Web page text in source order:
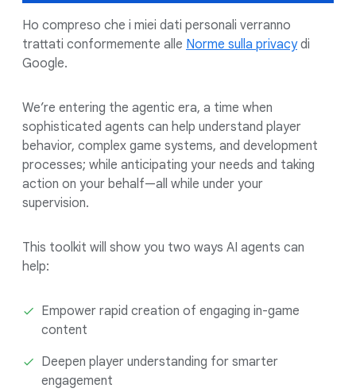
Ho compreso che i miei dati personali verranno
trattati conformemente alle Norme sulla privacydi
Google.
We’re entering the agentic era, a time when
sophisticated agents can help understand player
behavior, complex game systems, and development
processes; while anticipating your needs and taking
action on your behalf—all while under your
supervision.
This toolkit will show you two ways AI agents can
help:
Empower rapid creation of engaging in-game
content
Deepen player understanding for smarter
engagement